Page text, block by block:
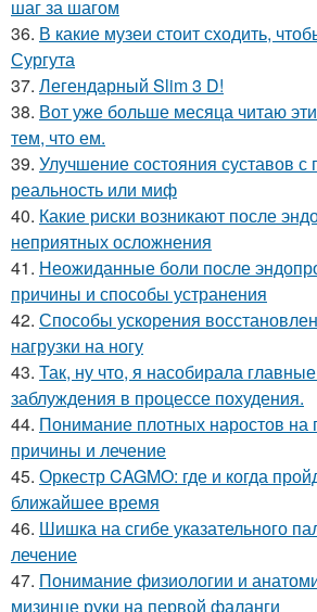
шаг за шагом
36. В какие музеи стоит сходить,
Сургута
37. Легендарный Slim 3 D!
38. Вот уже больше месяца читаю
тем, что ем.
39. Улучшение состояния суставов
реальность или миф
40. Какие риски возникают после
неприятных осложнения
41. Неожиданные боли после
причины и способы устранения
42. Способы ускорения
нагрузки на ногу
43. Так, ну что, я насобирала
заблуждения в процессе похудения.
44. Понимание плотных наростов на
причины и лечение
45. Оркестр CAGMO: где и когда
ближайшее время
46. Шишка на сгибе указательного
лечение
47. Понимание физиологии и
мизинце руки на первой фаланги